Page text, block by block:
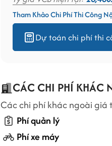
Tham Khảo Chi Phí Thi Công
Dự toán chi phí thi
CÁC CHI PHÍ KHÁC
Các chi phí khác ngoài giá
Phí quản lý
Phí xe máy